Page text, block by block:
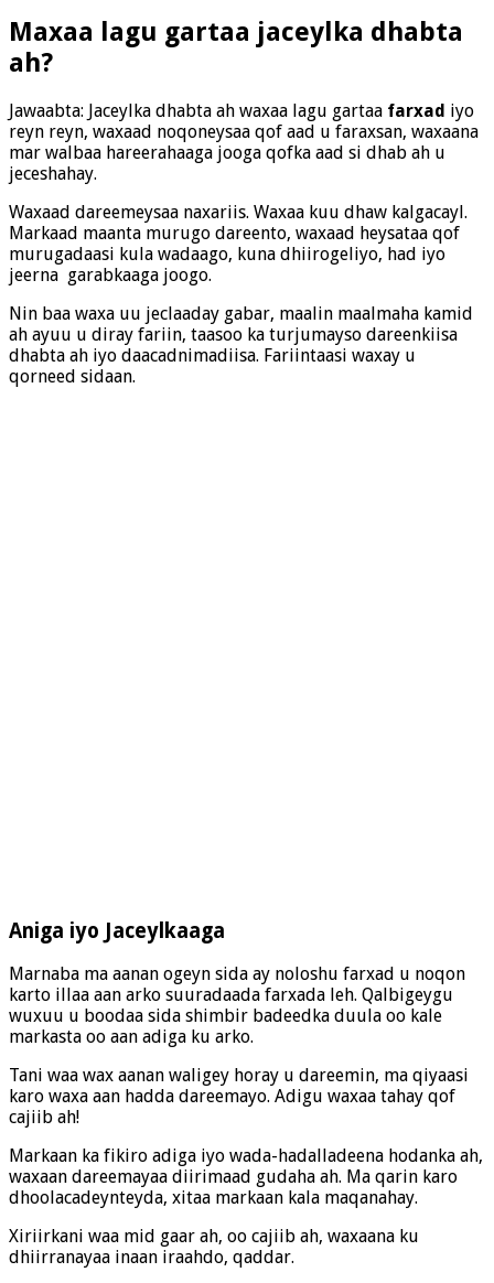
Maxaa lagu gartaa jaceylka dhabta
ah?
Jawaabta: Jaceylka dhabta ah waxaa lagu gartaa farxad iyo
reyn reyn, waxaad noqoneysaa qof aad u faraxsan, waxaana
mar walbaa hareerahaaga jooga qofka aad si dhab ah u
jeceshahay.
Waxaad dareemeysaa naxariis. Waxaa kuu dhaw kalgacayl.
Markaad maanta murugo dareento, waxaad heysataa qof
murugadaasi kula wadaago, kuna dhiirogeliyo, had iyo
jeerna garabkaaga joogo.
Nin baa waxa uu jeclaaday gabar, maalin maalmaha kamid
ah ayuu u diray fariin, taasoo ka turjumayso dareenkiisa
dhabta ah iyo daacadnimadiisa. Fariintaasi waxay u
qorneed sidaan.
Aniga iyo Jaceylkaaga
Marnaba ma aanan ogeyn sida ay noloshu farxad u noqon
karto illaa aan arko suuradaada farxada leh. Qalbigeygu
wuxuu u boodaa sida shimbir badeedka duula oo kale
markasta oo aan adiga ku arko.
Tani waa wax aanan waligey horay u dareemin, ma qiyaasi
karo waxa aan hadda dareemayo. Adigu waxaa tahay qof
cajiib ah!
Markaan ka fikiro adiga iyo wada-hadalladeena hodanka ah,
waxaan dareemayaa diirimaad gudaha ah. Ma qarin karo
dhoolacadeynteyda, xitaa markaan kala maqanahay.
Xiriirkani waa mid gaar ah, oo cajiib ah, waxaana ku
dhiirranayaa inaan iraahdo, qaddar.